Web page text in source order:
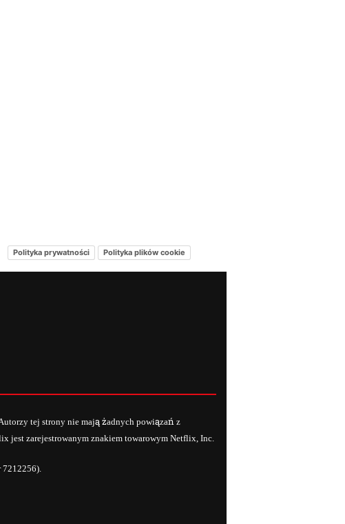
Polityka prywatności Polityka plików cookie
tej strony nie mają żadnych powiązań z
jest zarejestrowanym znakiem towarowym Netflix, Inc.
7212256).